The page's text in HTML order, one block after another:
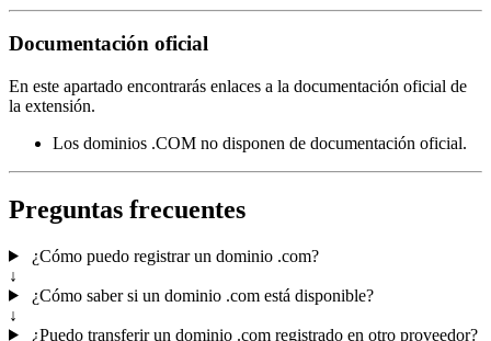
Documentación oficial
En este apartado encontrarás enlaces a la documentación oficial de
la extensión.
Los dominios .COM no disponen de documentación oficial.
Preguntas frecuentes
¿Cómo puedo registrar un dominio .com?
↓
¿Cómo saber si un dominio .com está disponible?
↓
¿Puedo transferir un dominio .com registrado en otro proveedor?